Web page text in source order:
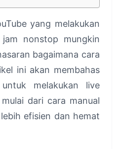
yang melakukan
nonstop mungkin
bagaimana cara
ini akan membahas
melakukan live
dari cara manual
efisien dan hemat